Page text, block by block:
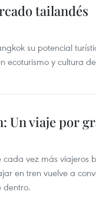
tailandés
su potencial
ecoturismo y cultura
Un viaje por
vez más viajeros
en tren vuelve a
dentro.